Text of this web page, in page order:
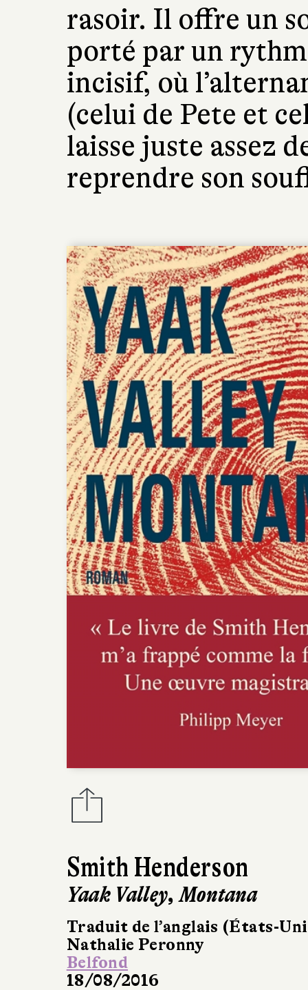
Smith Henderson
Yaak Valley, Montana
Traduit de l’anglais (États-
Nathalie Peronny
Belfond
18/08/2016
rasoir. Il offre un
porté par un
incisif, où
(celui de Pete et
laisse juste assez
reprendre son